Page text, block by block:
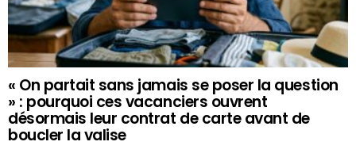
« On partait sans jamais se poser la question
» : pourquoi ces vacanciers ouvrent
désormais leur contrat de carte avant de
boucler la valise